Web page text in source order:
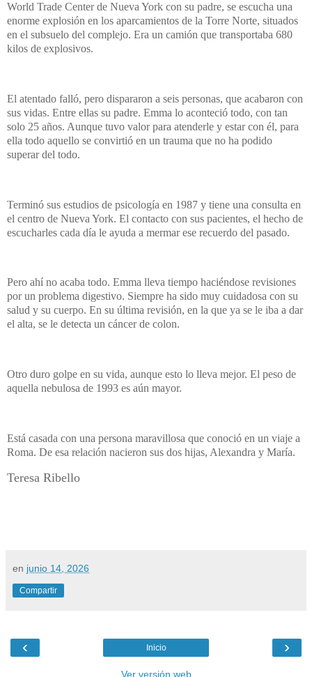
World Trade Center de Nueva York con su padre, se escucha una
enorme explosión en los aparcamientos de la Torre Norte, situados
en el subsuelo del complejo. Era un camión que transportaba 680
kilos de explosivos.
El atentado falló, pero dispararon a seis personas, que acabaron con
sus vidas. Entre ellas su padre. Emma lo aconteció todo, con tan
solo 25 años. Aunque tuvo valor para atenderle y estar con él, para
ella todo aquello se convirtió en un trauma que no ha podido
superar del todo.
Terminó sus estudios de psicología en 1987 y tiene una consulta en
el centro de Nueva York. El contacto con sus pacientes, el hecho de
escucharles cada día le ayuda a mermar ese recuerdo del pasado.
Pero ahí no acaba todo. Emma lleva tiempo haciéndose revisiones
por un problema digestivo. Siempre ha sido muy cuidadosa con su
salud y su cuerpo. En su última revisión, en la que ya se le iba a dar
el alta, se le detecta un cáncer de colon.
Otro duro golpe en su vida, aunque esto lo lleva mejor. El peso de
aquella nebulosa de 1993 es aún mayor.
Está casada con una persona maravillosa que conoció en un viaje a
Roma. De esa relación nacieron sus dos hijas, Alexandra y María.
Teresa Ribello
en junio 14, 2026
Compartir
‹ ›
Inicio
Ver versión web